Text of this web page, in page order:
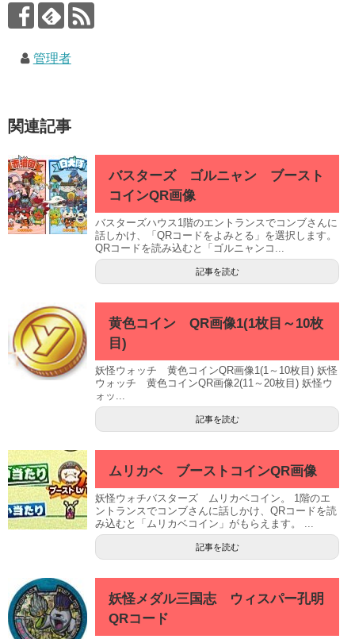
管理者
関連記事
バスターズ ゴルニャン ブースト
コインQR画像
バスターズハウス1階のエントランスでコンブさんに
話しかけ、「QRコードをよみとる」を選択します。
QRコードを読み込むと「ゴルニャンコ...
記事を読む
黄色コイン QR画像1(1枚目～10枚
目)
妖怪ウォッチ 黄色コインQR画像1(1～10枚目) 妖怪
ウォッチ 黄色コインQR画像2(11～20枚目) 妖怪ウ
ォッ...
記事を読む
ムリカベ ブーストコインQR画像
妖怪ウォチバスターズ ムリカベコイン。 1階のエ
ントランスでコンブさんに話しかけ、QRコードを読
み込むと「ムリカベコイン」がもらえます。 ...
記事を読む
妖怪メダル三国志 ウィスパー孔明
QRコード